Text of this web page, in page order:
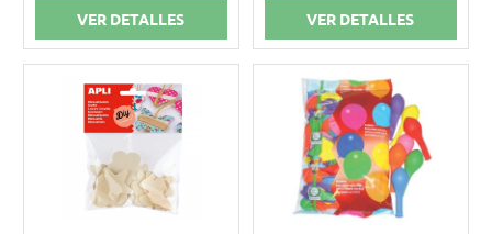
VER DETALLES VER DETALLES